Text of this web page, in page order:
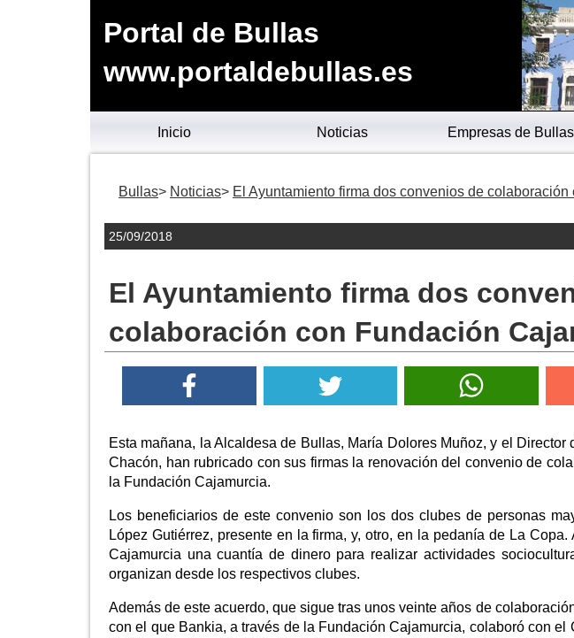
Portal de Bullas
www.portaldebullas.es
Inicio Noticias Empresas de Bullas
Bullas Noticias El Ayuntamiento firma dos convenios de
25/09/2018
El Ayuntamiento firma dos
colaboración con Fundación
Esta mañana, la Alcaldesa de Bullas, María Dolores Muñoz, y el
Chacón, han rubricado con sus firmas la renovación del convenio de
la Fundación Cajamurcia.
Los beneficiarios de este convenio son los dos clubes de personas
López Gutiérrez, presente en la firma, y, otro, en la pedanía de La
Cajamurcia una cuantía de dinero para realizar actividades
organizan desde los respectivos clubes.
Además de este acuerdo, que sigue tras unos veinte años de
con el que Bankia, a través de la Fundación Cajamurcia, colaboró con el